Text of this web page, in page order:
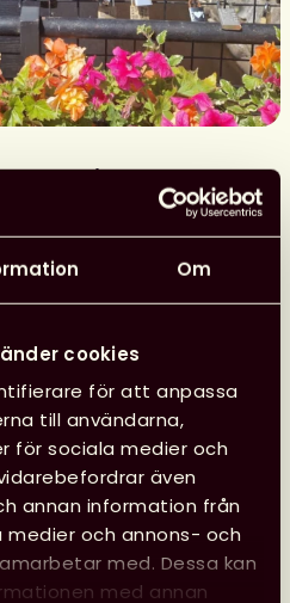
Om
cookies
för att anpassa
till användarna,
för sociala medier och
även
annan information från
och annons- och
med. Dessa kan
med annan
kansliet
29 juni–10 augusti, vilket
e-post eller i telefon.
utmärkelser